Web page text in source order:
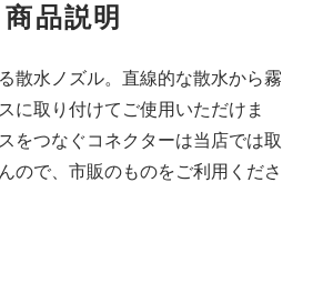
商品説明
散水ノズル。直線的な散水から霧
に取り付けてご使用いただけま
をつなぐコネクターは当店では取
ので、市販のものをご利用くださ